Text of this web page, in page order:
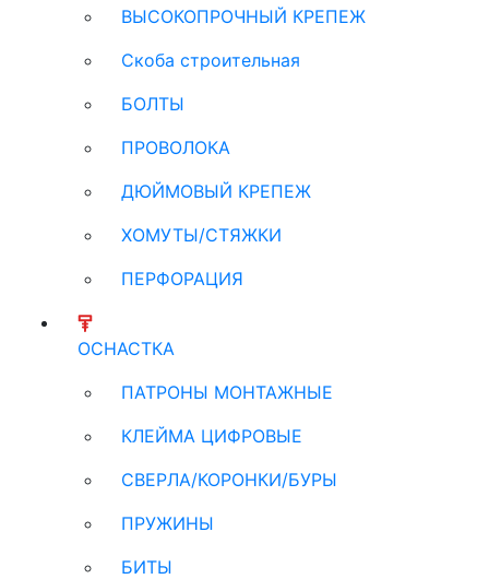
ВЫСОКОПРОЧНЫЙ КРЕПЕЖ
Скоба строительная
БОЛТЫ
ПРОВОЛОКА
ДЮЙМОВЫЙ КРЕПЕЖ
ХОМУТЫ/СТЯЖКИ
ПЕРФОРАЦИЯ
ОСНАСТКА
ПАТРОНЫ МОНТАЖНЫЕ
КЛЕЙМА ЦИФРОВЫЕ
СВЕРЛА/КОРОНКИ/БУРЫ
ПРУЖИНЫ
БИТЫ